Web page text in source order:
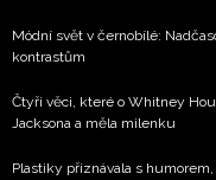
Módní svět v černobílé:
kontrastům
Čtyři věci, které o Whitney
Jacksona a měla milenku
Plastiky přiznávala s